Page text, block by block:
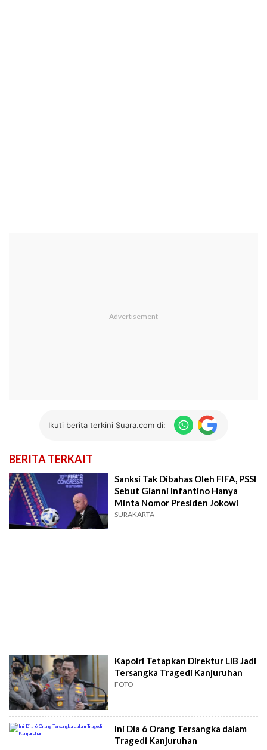
Ikuti berita terkini Suara.com di:
BERITA TERKAIT
Sanksi Tak Dibahas Oleh FIFA, PSSI
Sebut Gianni Infantino Hanya
Minta Nomor Presiden Jokowi
SURAKARTA
Kapolri Tetapkan Direktur LIB Jadi
Tersangka Tragedi Kanjuruhan
FOTO
Ini Dia 6 Orang Tersangka dalam
Tragedi Kanjuruhan